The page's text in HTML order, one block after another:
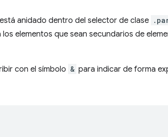
está anidado dentro del selector de clase
elementos que sean secundarios de
con el símbolo & para indicar de forma